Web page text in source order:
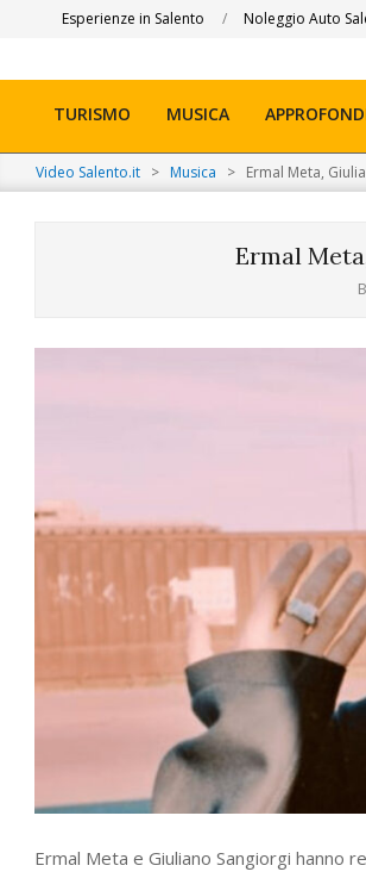
Esperienze in Salento Noleggio Auto
Navigation
Menu
TURISMO MUSICA
Video Salento.it > Musica > Ermal Meta,
Ermal
Ermal Meta e Giuliano Sangiorgi hanno